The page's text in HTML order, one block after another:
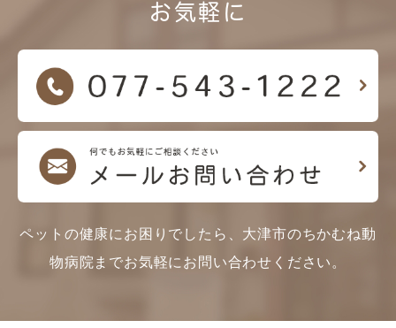
お気軽に
ペットの健康にお困りでしたら、大津市のちかむね動
物病院までお気軽にお問い合わせください。